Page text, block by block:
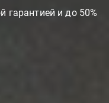
гарантией и до 50%